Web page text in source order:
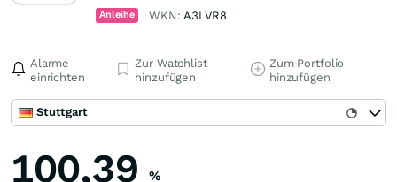
Anleihe WKN:A3LVR8
Alarme
einrichten
Zur Watchlist
hinzufügen
Zum Portfolio
hinzufügen
Stuttgart
100,39 %